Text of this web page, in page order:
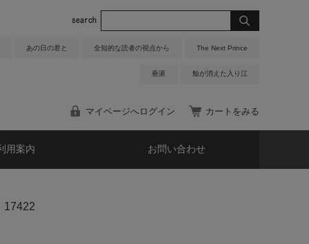
あの日の君と 全知的な読者の視点から The Next Prince
垂涎 鯨が消えた入り江
マイページへログイン カートをみる
用案内 お問い合わせ
17422